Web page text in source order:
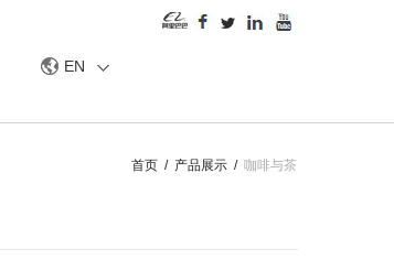
EN
首页 / 产品展示 / 咖啡与茶